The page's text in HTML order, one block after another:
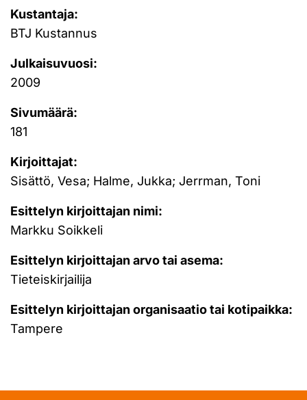
Kustantaja:
BTJ Kustannus
Julkaisuvuosi:
2009
Sivumäärä:
181
Kirjoittajat:
Sisättö, Vesa; Halme, Jukka; Jerrman, Toni
Esittelyn kirjoittajan nimi:
Markku Soikkeli
Esittelyn kirjoittajan arvo tai asema:
Tieteiskirjailija
Esittelyn kirjoittajan organisaatio tai kotipaikka:
Tampere